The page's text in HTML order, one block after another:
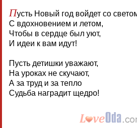
Пусть Новый год войдет со
С вдохновением и летом,
Чтобы в сердце был уют,
И идеи к вам идут!
Пусть детишки уважают,
На уроках не скучают,
А за труд и за тепло
Судьба наградит щедро!